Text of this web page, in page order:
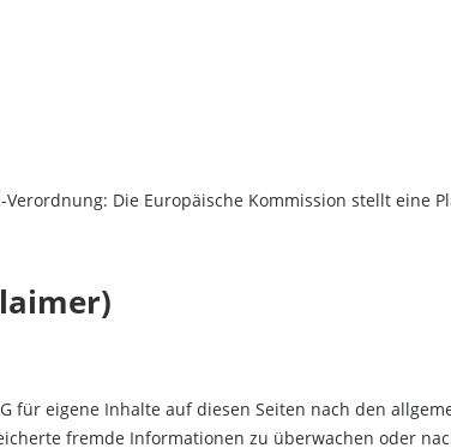
Die Europäische Kommission stellt eine
für eigene Inhalte auf diesen Seiten nach den
fremde Informationen zu überwachen oder